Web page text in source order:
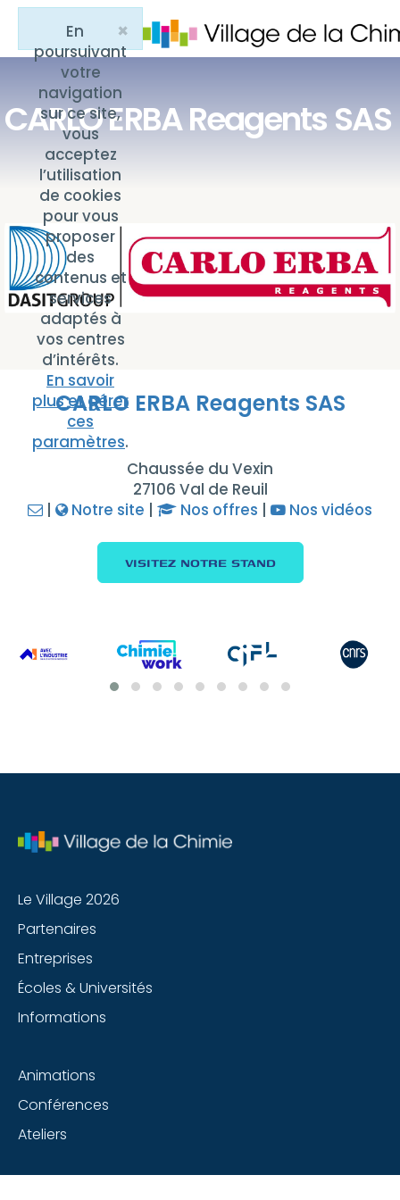
×
Close
En
poursuivant
votre
navigation
sur ce site,
vous
acceptez
l’utilisation
de cookies
pour vous
proposer
des
contenus et
services
adaptés à
vos centres
d’intérêts.
En savoir
plus et gérer
ces
paramètres.
CARLO ERBA Reagents SAS
CARLO ERBA Reagents SAS
Chaussée du Vexin
27106 Val de Reuil
|
Notre site | Nos offres | Nos vidéos
VISITEZ NOTRE STAND
Le Village 2026
Partenaires
Entreprises
Écoles & Universités
Informations
Animations
Conférences
Ateliers